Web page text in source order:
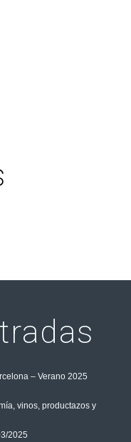
– Verano 2025
vinos, productazos y
2025